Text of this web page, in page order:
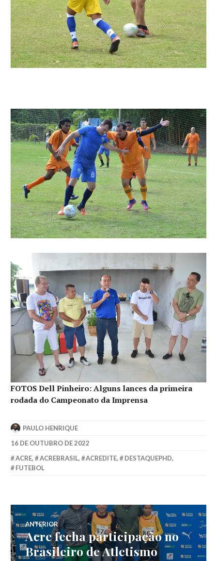
FOTOS Dell Pinheiro: Alguns lances da primeira
rodada do Campeonato da Imprensa
PAULO HENRIQUE
16 DE OUTUBRO DE 2022
ACRE, ACREBRASIL, ACREDITE, DESTAQUEPHD,
FUTEBOL
ANTERIOR
Acre fecha participação no
Brasileiro de Atletismo